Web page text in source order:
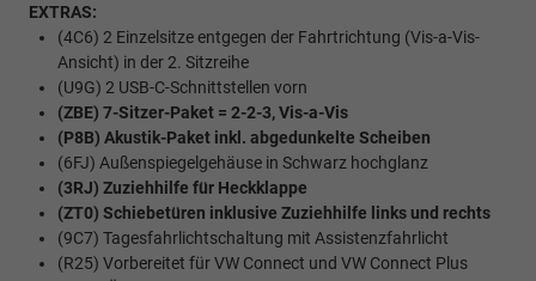
EXTRAS:
(4C6) 2 Einzelsitze entgegen der Fahrtrichtung (Vis-a-Vis-
Ansicht) in der 2. Sitzreihe
(U9G) 2 USB-C-Schnittstellen vorn
(ZBE) 7-Sitzer-Paket = 2-2-3, Vis-a-Vis
(P8B) Akustik-Paket inkl. abgedunkelte Scheiben
(6FJ) Außenspiegelgehäuse in Schwarz hochglanz
(3RJ) Zuziehhilfe für Heckklappe
(ZT0) Schiebetüren inklusive Zuziehhilfe links und rechts
(9C7) Tagesfahrlichtschaltung mit Assistenzfahrlicht
(R25) Vorbereitet für VW Connect und VW Connect Plus